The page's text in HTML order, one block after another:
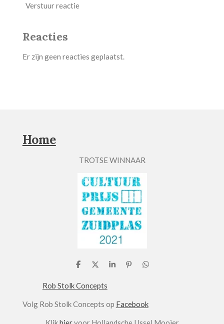
Verstuur reactie
Reacties
Er zijn geen reacties geplaatst.
Home
TROTSE WINNAAR
D
l
e
D
l
S
P
n
D
Rob Stolk Concepts
Volg Rob Stolk Concepts op Facebook